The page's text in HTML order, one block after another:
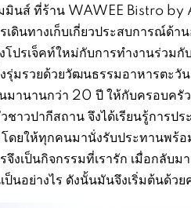
มินส์ ที่ร้าน WAWEE Bistro
นทางเก็บเกี่ยวประสบการณ์ด้า
ปรเจ็คท์ใหม่กับการทำงานร่วม
มรวยด้วยวัฒนธรรมอาหารตะวั
มานานกว่า 20 ปี ให้กับครอบครั
าวปากีสถาน จึงได้เรียนรู้การป
โดยให้ทุกคนมานั่งรับประทานพร้
เป็นกิจกรรมที่เรารัก เมื่อกลับมา
อย่างไร ดังนั้นมันจึงเริ่มต้นด้วย